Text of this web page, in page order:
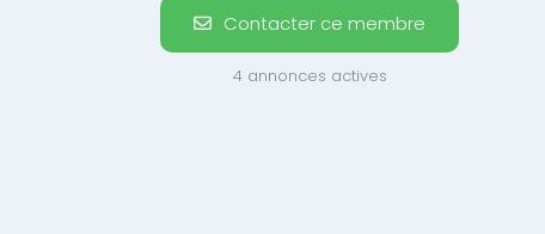
Contacter ce membre
4 annonces actives